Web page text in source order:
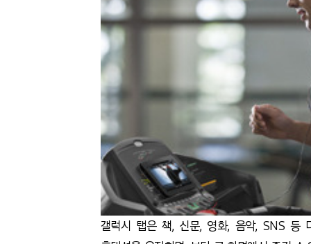
갤럭시 탭은 책, 신문, 영화, 음악, SNS 등